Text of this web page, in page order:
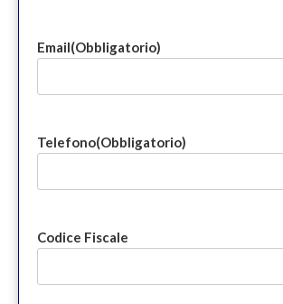
Email(Obbligatorio)
Telefono(Obbligatorio)
Codice Fiscale